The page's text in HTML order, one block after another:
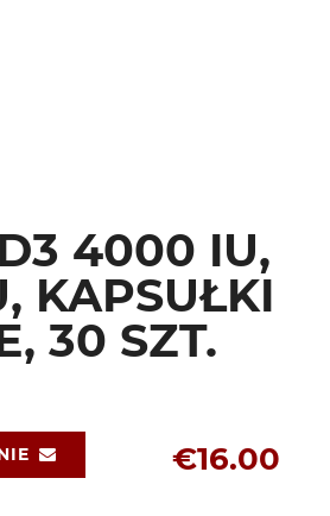
4000 IU,
KAPSUŁKI
30 SZT.
€16.00